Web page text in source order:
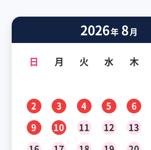
2026年 8月
日 月 火 水 木
2
3 4 5 6
9
10 11 12 13